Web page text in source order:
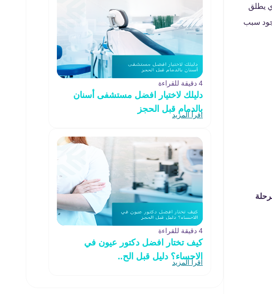
يطلق
سبب
4 دقيقة للقراءة
دليلك لاختيار افضل مستشفى أسنان
بالدمام قبل الحجز
اقرأ المزيد
4 دقيقة للقراءة
كيف تختار افضل دكتور عيون في
الاحساء؟ دليل قبل الح..
اقرأ المزيد